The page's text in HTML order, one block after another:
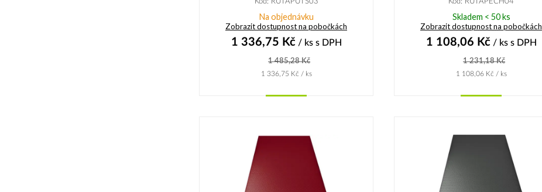
Na objednávku
Zobrazit dostupnost na pobočkách
1 336,75 Kč/ ks s DPH
1 485,28Kč
1 336,75 Kč / ks
Skladem < 50 ks
Zobrazit dostupnost na pobočkách
1 108,06 Kč/ ks s DPH
1 231,18Kč
1 108,06Kč / ks